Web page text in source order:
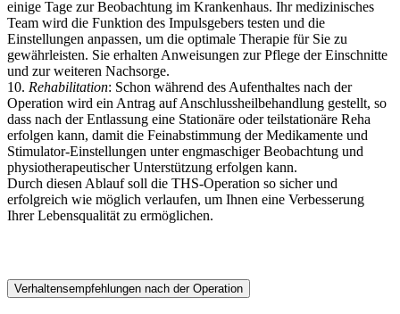
einige Tage zur Beobachtung im Krankenhaus. Ihr medizinisches
Team wird die Funktion des Impulsgebers testen und die
Einstellungen anpassen, um die optimale Therapie für Sie zu
gewährleisten. Sie erhalten Anweisungen zur Pflege der Einschnitte
und zur weiteren Nachsorge.
10. Rehabilitation: Schon während des Aufenthaltes nach der
Operation wird ein Antrag auf Anschlussheilbehandlung gestellt, so
dass nach der Entlassung eine Stationäre oder teilstationäre Reha
erfolgen kann, damit die Feinabstimmung der Medikamente und
Stimulator-Einstellungen unter engmaschiger Beobachtung und
physiotherapeutischer Unterstützung erfolgen kann.
Durch diesen Ablauf soll die THS-Operation so sicher und
erfolgreich wie möglich verlaufen, um Ihnen eine Verbesserung
Ihrer Lebensqualität zu ermöglichen.
Verhaltensempfehlungen nach der Operation